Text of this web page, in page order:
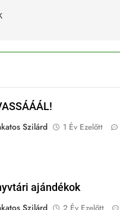
Szilárd
1 Év Ezelőtt
ajándékok
Szilárd